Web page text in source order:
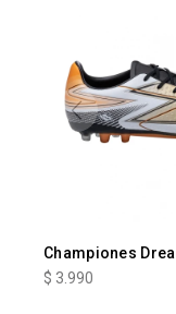
Championes
$ 3.990